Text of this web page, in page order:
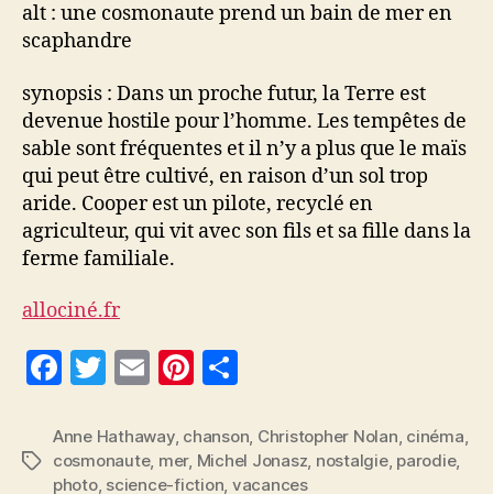
alt : une cosmonaute prend un bain de mer en
scaphandre
synopsis : Dans un proche futur, la Terre est
devenue hostile pour l’homme. Les tempêtes de
sable sont fréquentes et il n’y a plus que le maïs
qui peut être cultivé, en raison d’un sol trop
aride. Cooper est un pilote, recyclé en
agriculteur, qui vit avec son fils et sa fille dans la
ferme familiale.
allociné.fr
F
c
e
T
itt
er
E
ai
l
Pi
er
es
rt
a
Étiquettes
Anne Hathaway, chanson Christopher Nolan cinéma
cosmonaute, mer, Michel Jonasz nostalgie, parodie,
photo, science-fiction vacances